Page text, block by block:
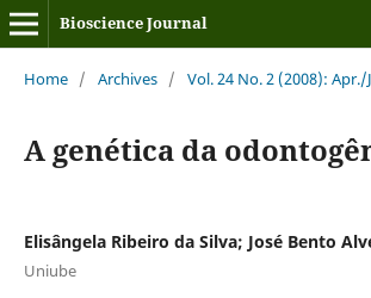
Bioscience Journal
Home / Archives / Vol. 24 No. 2 (2008): Apr./
A genética da
Elisângela Ribeiro da Silva; José Bento
Uniube